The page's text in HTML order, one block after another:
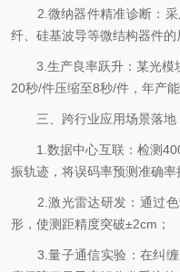
2.微纳器件精准诊断：采
纤、硅基波导等微结构器件的
3.生产良率跃升：某光模
20秒/件压缩至8秒/件，年产能
三、跨行业应用场景落地
1.数据中心互联：检测
振轨迹，将误码率预测准确率
2.激光雷达研发：通过色
形，使测距精度突破±2cm；
3.量子通信实验：在纠缠